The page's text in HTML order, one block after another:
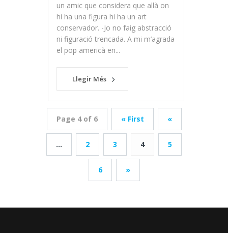
un amic que considera que allà on
hi ha una figura hi ha un art
conservador. -Jo no faig abstracció
ni figuració trencada. A mi m’agrada
el pop americà en...
Llegir Més
Page 4 of 6 « First «
... 2 3 4 5
6 »